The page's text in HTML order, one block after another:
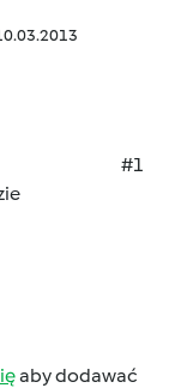
#1
aby dodawać